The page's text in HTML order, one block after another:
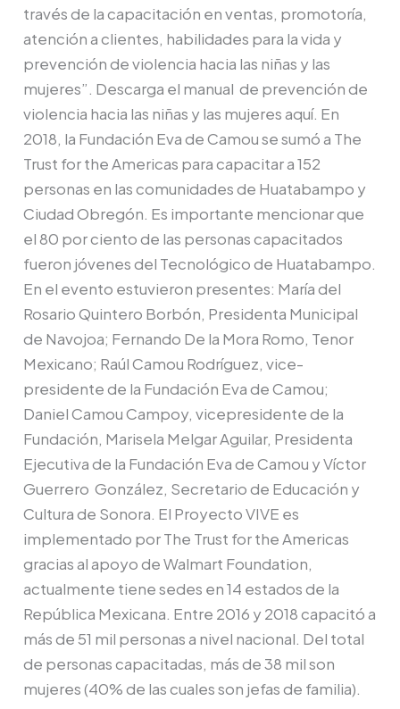
través de la capacitación en ventas, promotoría,
atención a clientes, habilidades para la vida y
prevención de violencia hacia las niñas y las
mujeres”. Descarga el manual de prevención de
violencia hacia las niñas y las mujeres aquí. En
2018, la Fundación Eva de Camou se sumó a The
Trust for the Americas para capacitar a 152
personas en las comunidades de Huatabampo y
Ciudad Obregón. Es importante mencionar que
el 80 por ciento de las personas capacitados
fueron jóvenes del Tecnológico de Huatabampo.
En el evento estuvieron presentes: María del
Rosario Quintero Borbón, Presidenta Municipal
de Navojoa; Fernando De la Mora Romo, Tenor
Mexicano; Raúl Camou Rodríguez, vice­
presidente de la Fundación Eva de Camou;
Daniel Camou Campoy, vicepresidente de la
Fundación, Marisela Melgar Aguilar, Presidenta
Ejecutiva de la Fundación Eva de Ca­mou y Víctor
Guerrero González, Secretario de Educación y
Cultura de Sonora. El Proyecto VIVE es
implementado por The Trust for the Americas
gracias al apoyo de Walmart Foundation,
actualmente tiene sedes en 14 estados de la
República Mexicana. Entre 2016 y 2018 capacitó a
más de 51 mil personas a nivel nacional. Del total
de personas capacitadas, más de 38 mil son
mujeres (40% de las cuales son jefas de familia).